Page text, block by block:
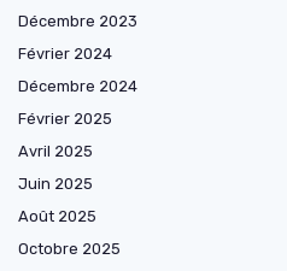
Décembre 2023
Février 2024
Décembre 2024
Février 2025
Avril 2025
Juin 2025
Août 2025
Octobre 2025